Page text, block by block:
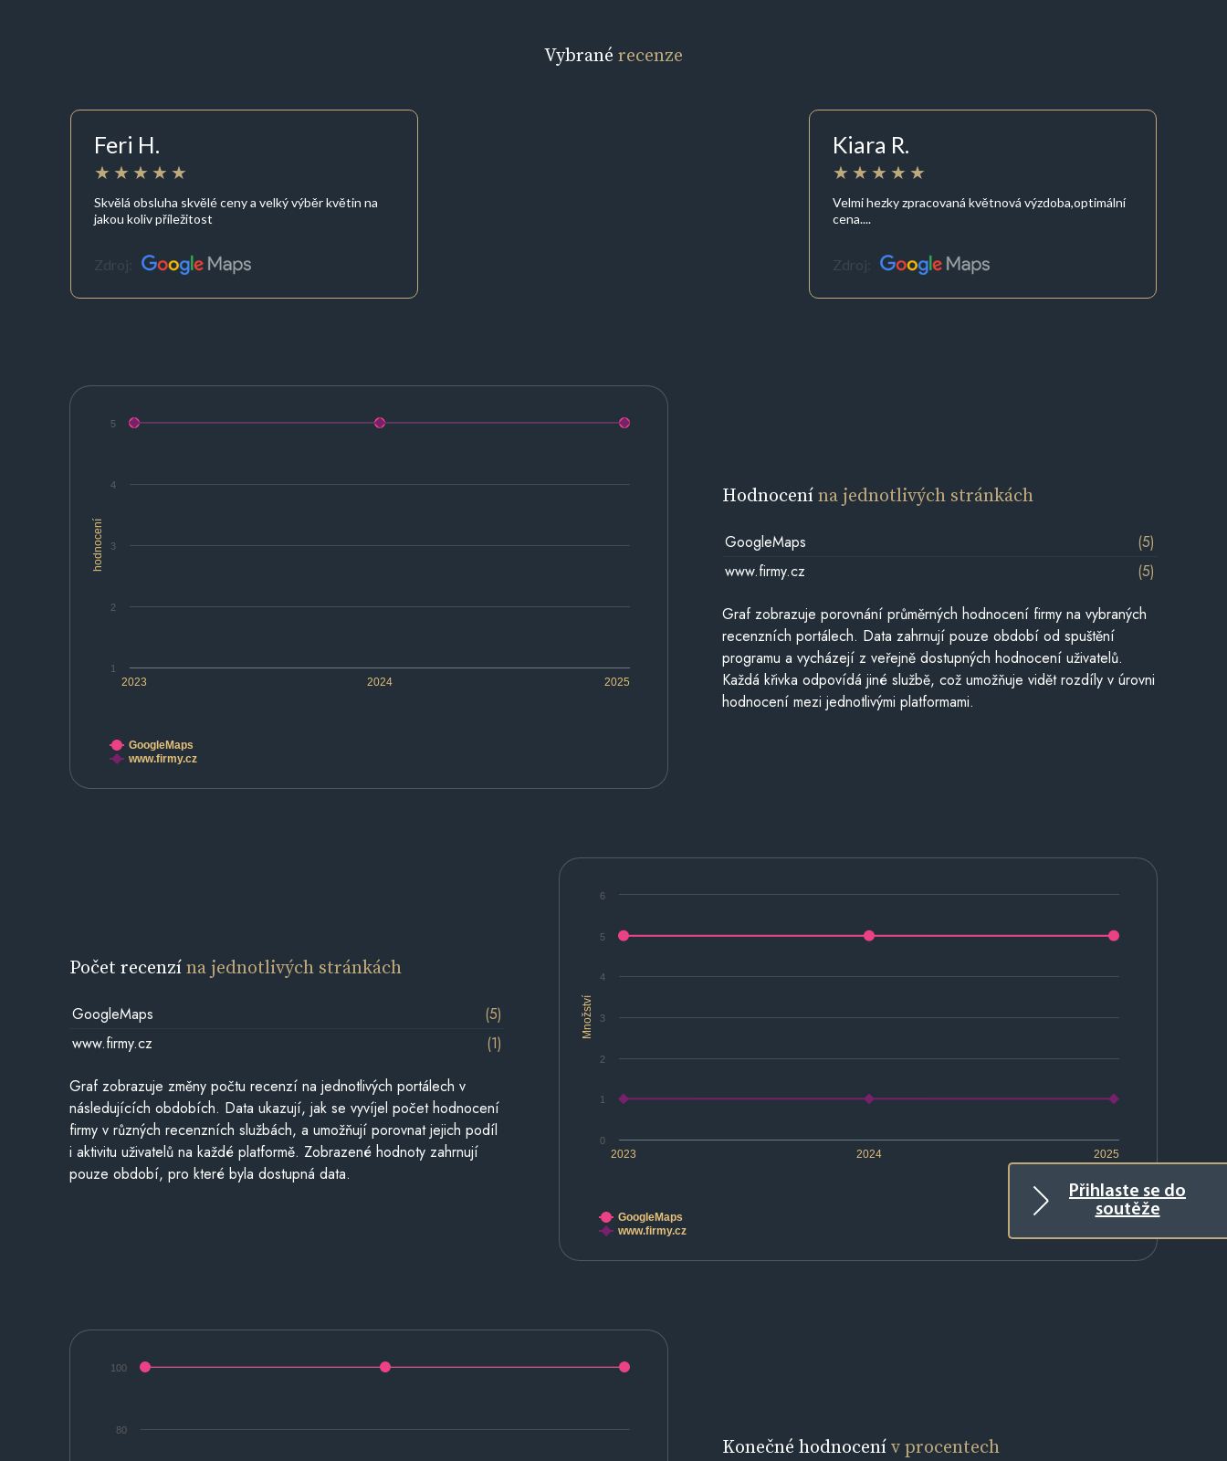
Přihlaste se do
soutěže
Vybrané recenze
Feri H.
Skvělá obsluha skvělé ceny a velký výběr květin na
jakou koliv příležitost
Zdroj:
Kiara R.
Velmi hezky zpracovaná květnová výzdoba,optimální
cena....
Zdroj:
hodnocení
2023 2024 2025
1
2
3
4
5
GoogleMaps
www.firmy.cz
Hodnocenína jednotlivých stránkách
GoogleMaps
(5)
www.firmy.cz
(5)
Graf zobrazuje porovnání průměrných hodnocení firmy na vybraných
recenzních portálech. Data zahrnují pouze období od spuštění
programu a vycházejí z veřejně dostupných hodnocení uživatelů.
Každá křivka odpovídá jiné službě, což umožňuje vidět rozdíly v úrovni
hodnocení mezi jednotlivými platformami.
Množství
2023 2024 2025
0
1
2
3
4
5
6
GoogleMaps
www.firmy.cz
Počet recenzína jednotlivých stránkách
GoogleMaps
(5)
www.firmy.cz
(1)
Graf zobrazuje změny počtu recenzí na jednotlivých portálech v
následujících obdobích. Data ukazují, jak se vyvíjel počet hodnocení
firmy v různých recenzních službách, a umožňují porovnat jejich podíl
i aktivitu uživatelů na každé platformě. Zobrazené hodnoty zahrnují
pouze období, pro které byla dostupná data.
80
100
Konečné hodnocenív procentech